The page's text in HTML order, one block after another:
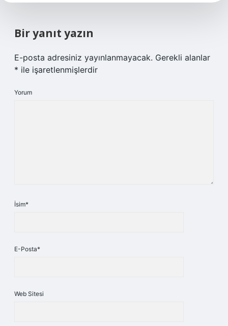
Bir yanıt yazın
E-posta adresiniz yayınlanmayacak. Gerekli alanlar
* ile işaretlenmişlerdir
Yorum
İsim*
E-Posta*
Web Sitesi